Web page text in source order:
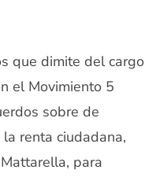
que dimite del cargo
el Movimiento 5
sobre de
renta ciudadana,
para